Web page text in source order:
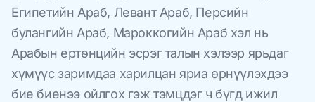
Египетийн Араб, Левант Араб, Персийн
булангийн Араб, Мароккогийн Араб хэл нь
Арабын ертөнцийн эсрэг талын хэлээр ярьдаг
хүмүүс заримдаа харилцан яриа өрнүүлэхдээ
бие биенээ ойлгох гэж тэмцдэг ч бүгд ижил